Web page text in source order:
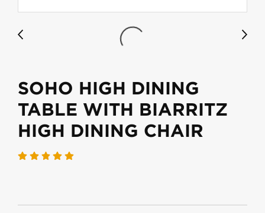
SOHO HIGH DINING
TABLE WITH BIARRITZ
HIGH DINING CHAIR